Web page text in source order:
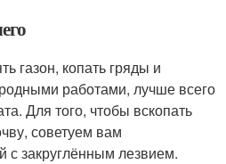
газон, копать гряды и
работами, лучше всего
Для того, чтобы вскопать
советуем вам
с закруглённым лезвием.